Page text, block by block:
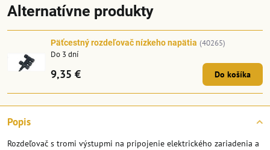
Popis
Rozdeľovač s tromi výstupmi na pripojenie elektrického zariadenia a
Alternatívne produkty
Päťcestný rozdeľovač nízkeho napätia (40265)
Do 3 dní
9,35 € Do košíka